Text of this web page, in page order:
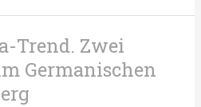
Trend. Zwei
Germanischen